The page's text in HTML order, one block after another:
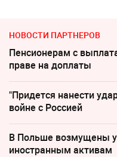
НОВОСТИ ПАРТНЕРОВ
Пенсионерам с
праве на доплаты
"Придется нанести
войне с Россией
В Польше возмущены
иностранным активам